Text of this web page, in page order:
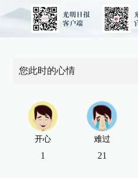
您此时的心情
开心
1
难过
21